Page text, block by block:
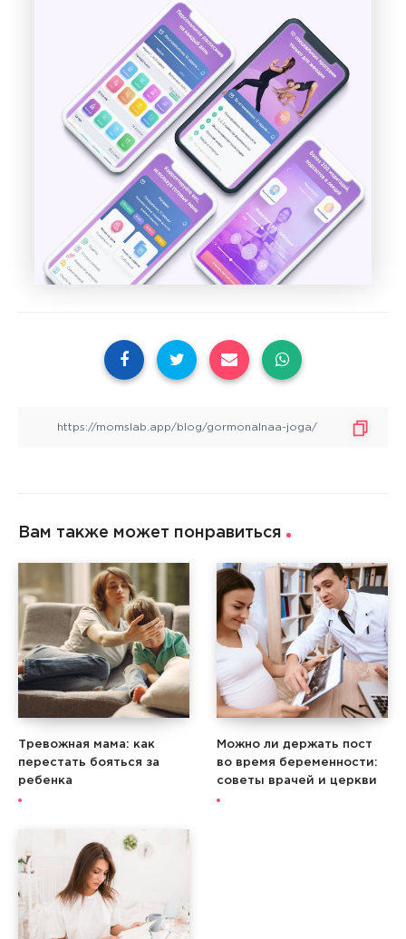
Вам также может понравиться
Тревожная мама: как
перестать бояться за
ребенка
Можно ли держать пост
во время беременности:
советы врачей и церкви